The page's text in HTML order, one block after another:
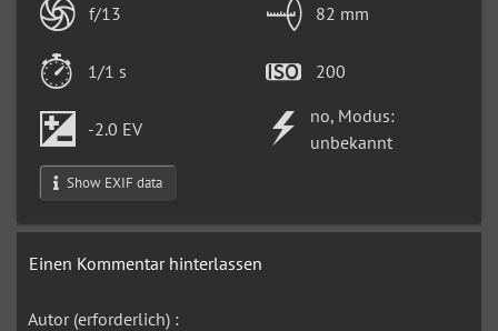
f/13 82 mm
1/1 s 200
-2.0 EV
no, Modus:
unbekannt
Show EXIF data
Einen Kommentar hinterlassen
Autor (erforderlich) :